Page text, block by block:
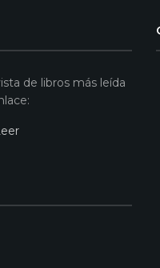
de libros más leída